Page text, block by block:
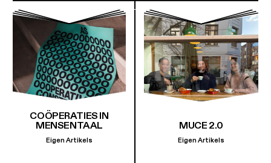
COÖPERATIES IN
MENSENTAAL
Eigen Artikels
MUCE 2.0
Eigen Artikels